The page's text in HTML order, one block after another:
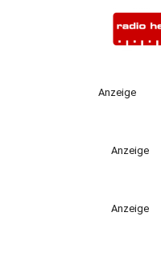
Anzeige
Anzeige
Anzeige